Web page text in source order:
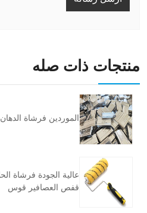
منتجات ذات صله
الموردين فرشاة
عالية الجودة فرشاة
قفص العصافير قوس